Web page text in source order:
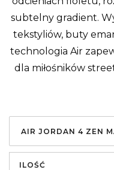
subtelny gradient.
tekstyliów, buty
technologia Air
dla miłośników
AIR JORDAN 4 ZEN
ILOŚĆ